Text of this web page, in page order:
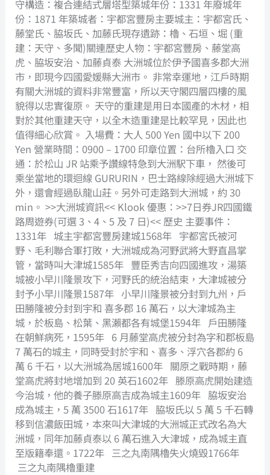
守構造：複合連結式層塔型築城年份：1331 年廢城年
份：1871 年築城者：宇都宮豐房主要城主：宇都宮氏、
藤堂氏、脇坂氏、加藤氏現存遺跡：櫓、石垣、堀 (重
建：天守、多聞)關連歷史人物：宇都宮豐房、藤堂高
虎、脇坂安治、加藤貞泰 大洲城位於伊予國喜多郡大洲
市，即現今四國愛媛縣大洲市。 非常幸運地，江戶時期
有關大洲城的資料非常豐富，所以天守閣四層四樓的風
貌得以忠實復原。 天守的重建是用日本國產的木材，相
對於其他重建天守，以全木造重建是比較罕見，因此也
值得細心欣賞。 入場費：大人 500 Yen 國中以下 200
Yen 營業時間：0900 – 1700 印章位置：台所櫓入口 交
通：於松山 JR 站乘予讚線特急到大洲駅下車， 然後可
乘坐當地的環迴線 GURURIN，巴士路線除經過大洲城下
外，還會經過臥龍山莊。另外可走路到大洲城，約 30
min。 >>大洲城資訊<< Klook 優惠：>>7日券JR四國鐵
路周遊券(可選 3、4、5 及 7 日)<< 歷史 主要事件：
1331年 城主宇都宮豐房建城1568年 宇都宮氏被河
野、毛利聯合軍打敗，大洲城成為河野武將大野直昌掌
管，當時叫大津城1585年 豐臣秀吉向四國進攻，湯築
城被小早川隆景攻下，河野氏的統治結束，大津城被分
封予小早川隆景1587年 小早川隆景被分封到九州，戶
田勝隆被分封到宇和 喜多郡 16 萬石，以大津城為主
城，於板島、松葉、黑瀨都各有城堡1594年 戶田勝隆
在朝鮮病死，1595年 6 月藤堂高虎被分封為字和郡板島
7 萬石的城主，同時受封於宇和、喜多、浮穴各郡約 6
萬 6 千石，以大洲城為居城1600年 關原之戰時期，藤
堂高虎將封地增加到 20 英石1602年 滕原高虎開始建造
今治城，他的養子滕原高吉成為城主1609年 脇坂安治
成為城主，5 萬 3500 石1617年 脇坂氏以 5 萬 5 千石轉
移到信濃飯田城，本來叫大津城的大洲城正式改名為大
洲城，同年加藤貞泰以 6 萬石進入大津城，成為城主直
至版籍奉還。1722年 三之丸南隅櫓失火燒毀1766年
三之丸南隅櫓重建